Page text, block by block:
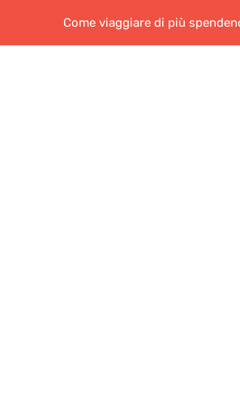
Come viaggiare di più